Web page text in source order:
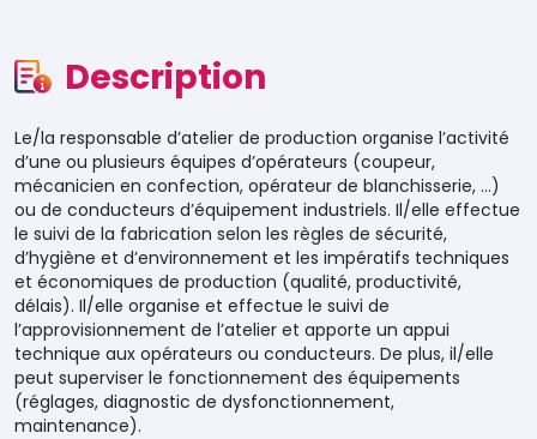
Description
Le/la responsable d’atelier de production organise l’activité
d’une ou plusieurs équipes d’opérateurs (coupeur,
mécanicien en confection, opérateur de blanchisserie, …)
ou de conducteurs d’équipement industriels. Il/elle effectue
le suivi de la fabrication selon les règles de sécurité,
d’hygiène et d’environnement et les impératifs techniques
et économiques de production (qualité, productivité,
délais). Il/elle organise et effectue le suivi de
l’approvisionnement de l’atelier et apporte un appui
technique aux opérateurs ou conducteurs. De plus, il/elle
peut superviser le fonctionnement des équipements
(réglages, diagnostic de dysfonctionnement,
maintenance).